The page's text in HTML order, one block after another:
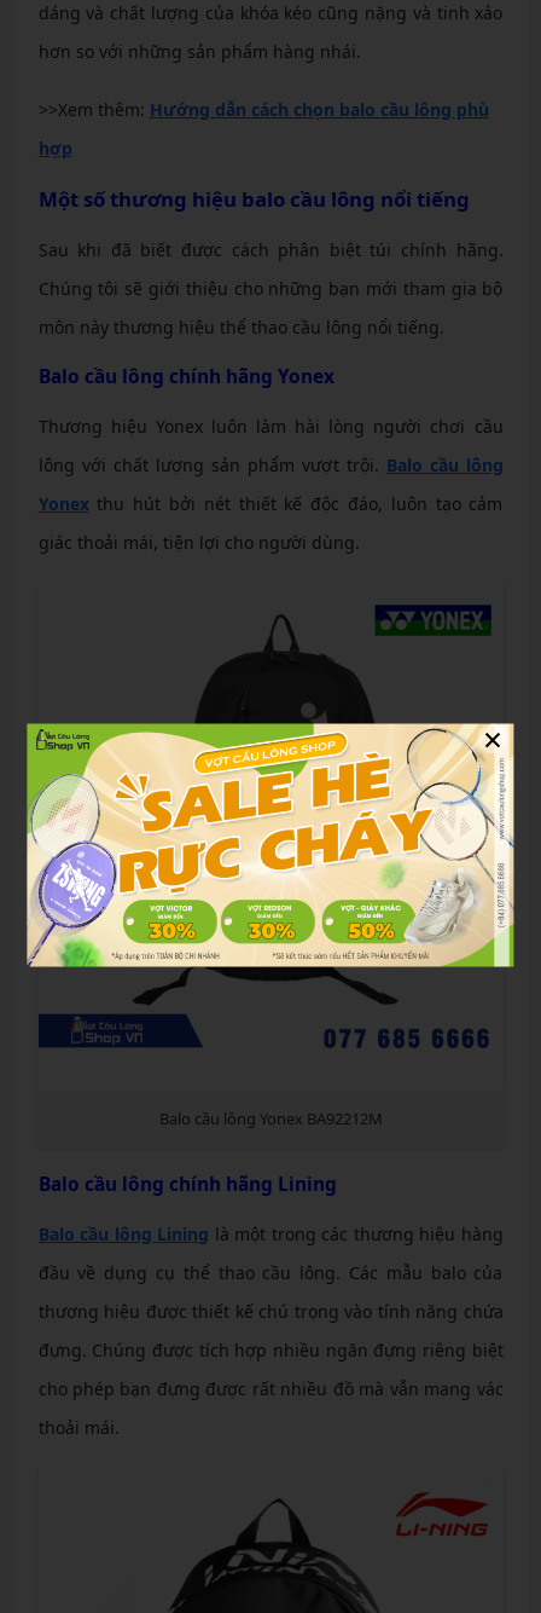
dáng và chất lượng của khóa kéo cũng nặng và tinh xảo
hơn so với những sản phẩm hàng nhái.
>>Xem thêm: Hướng dẫn cách chọn balo cầu lông phù
hợp
Một số thương hiệu balo cầu lông nổi tiếng
Sau khi đã biết được cách phân biệt túi chính hãng.
Chúng tôi sẽ giới thiệu cho những bạn mới tham gia bộ
môn này thương hiệu thể thao cầu lông nổi tiếng.
Balo cầu lông chính hãng Yonex
Thương hiệu Yonex luôn làm hài lòng người chơi cầu
lông với chất lượng sản phẩm vượt trội. Balo cầu lông
Yonexthu hút bởi nét thiết kế độc đáo, luôn tạo cảm
giác thoải mái, tiện lợi cho người dùng.
Balo cầu lông Yonex BA92212M
Balo cầu lông chính hãng Lining
Balo cầu lông Lining là một trong các thương hiệu hàng
đầu về dụng cụ thể thao cầu lông. Các mẫu balo của
thương hiệu được thiết kế chú trọng vào tính năng chứa
đựng. Chúng được tích hợp nhiều ngăn đựng riêng biệt
cho phép bạn đựng được rất nhiều đồ mà vẫn mang vác
thoải mái.
×